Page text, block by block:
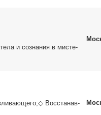
и со­зна­ния в ми­сте­
Вос­ста­нав­